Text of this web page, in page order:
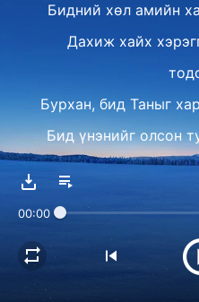
Бидний хөл амийн
Дахиж хайх
Бурхан, бид Таныг
Бид үнэнийг олсон
Бидний
00:00